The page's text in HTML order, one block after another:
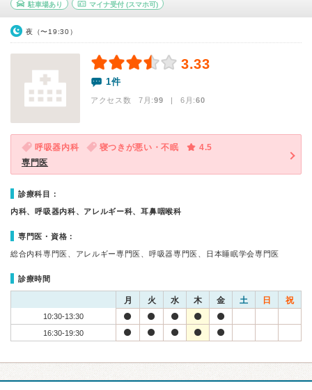
駐車場あり マイナ受付(スマホ可)
夜（〜19:30）
3.33
1件
アクセス数 7月:99 | 6月:60
呼吸器内科 寝つきが悪い・不眠
4.5
専門医
診療科目：
内科、呼吸器内科、アレルギー科、耳鼻咽喉科
専門医・資格：
総合内科専門医、アレルギー専門医、呼吸器専門医、日本睡眠学会専門医
診療時間
月 火 水 木 金 土 日 祝
10:30-13:30
16:30-19:30